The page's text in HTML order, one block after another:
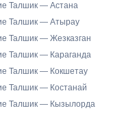
Талшик — Астана
Талшик — Атырау
Талшик — Жезказган
Талшик — Караганда
Талшик — Кокшетау
Талшик — Костанай
Талшик — Кызылорда